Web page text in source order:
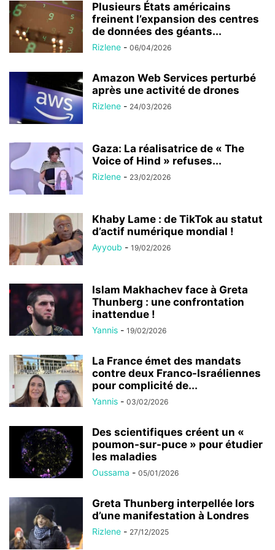
Plusieurs États américains
freinent l’expansion des centres
de données des géants...
Rizlene - 06/04/2026
Amazon Web Services perturbé
après une activité de drones
Rizlene - 24/03/2026
Gaza: La réalisatrice de « The
Voice of Hind » refuses...
Rizlene - 23/02/2026
Khaby Lame : de TikTok au statut
d’actif numérique mondial !
Ayyoub - 19/02/2026
Islam Makhachev face à Greta
Thunberg : une confrontation
inattendue !
Yannis - 19/02/2026
La France émet des mandats
contre deux Franco-Israéliennes
pour complicité de...
Yannis - 03/02/2026
Des scientifiques créent un «
poumon-sur-puce » pour étudier
les maladies
Oussama - 05/01/2026
Greta Thunberg interpellée lors
d’une manifestation à Londres
Rizlene - 27/12/2025